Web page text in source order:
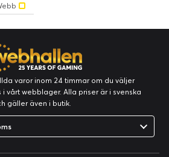
varor inom 24 timmar om du väljer
vårt webblager. Alla priser är i svenska
gäller även i butik.